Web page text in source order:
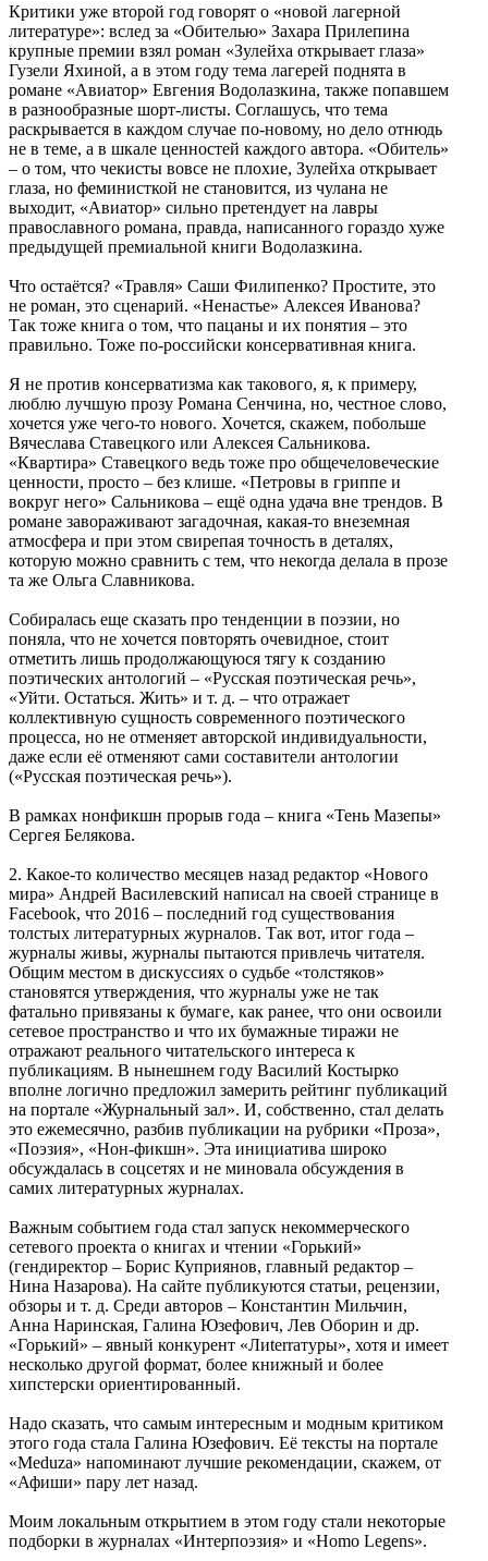
Критики уже второй год говорят о «новой лагерной
литературе»: вслед за «Обителью» Захара Прилепина
крупные премии взял роман «Зулейха открывает глаза»
Гузели Яхиной, а в этом году тема лагерей поднята в
романе «Авиатор» Евгения Водолазкина, также попавшем
в разнообразные шорт-листы. Соглашусь, что тема
раскрывается в каждом случае по-новому, но дело отнюдь
не в теме, а в шкале ценностей каждого автора. «Обитель»
– о том, что чекисты вовсе не плохие, Зулейха открывает
глаза, но феминисткой не становится, из чулана не
выходит, «Авиатор» сильно претендует на лавры
православного романа, правда, написанного гораздо хуже
предыдущей премиальной книги Водолазкина.
Что остаётся? «Травля» Саши Филипенко? Простите, это
не роман, это сценарий. «Ненастье» Алексея Иванова?
Так тоже книга о том, что пацаны и их понятия – это
правильно. Тоже по-российски консервативная книга.
Я не против консерватизма как такового, я, к примеру,
люблю лучшую прозу Романа Сенчина, но, честное слово,
хочется уже чего-то нового. Хочется, скажем, побольше
Вячеслава Ставецкого или Алексея Сальникова.
«Квартира» Ставецкого ведь тоже про общечеловеческие
ценности, просто – без клише. «Петровы в гриппе и
вокруг него» Сальникова – ещё одна удача вне трендов. В
романе завораживают загадочная, какая-то внеземная
атмосфера и при этом свирепая точность в деталях,
которую можно сравнить с тем, что некогда делала в прозе
та же Ольга Славникова.
Собиралась еще сказать про тенденции в поэзии, но
поняла, что не хочется повторять очевидное, стоит
отметить лишь продолжающуюся тягу к созданию
поэтических антологий – «Русская поэтическая речь»,
«Уйти. Остаться. Жить» и т. д. – что отражает
коллективную сущность современного поэтического
процесса, но не отменяет авторской индивидуальности,
даже если её отменяют сами составители антологии
(«Русская поэтическая речь»).
В рамках нонфикшн прорыв года – книга «Тень Мазепы»
Сергея Белякова.
2. Какое-то количество месяцев назад редактор «Нового
мира» Андрей Василевский написал на своей странице в
Facebook, что 2016 – последний год существования
толстых литературных журналов. Так вот, итог года –
журналы живы, журналы пытаются привлечь читателя.
Общим местом в дискуссиях о судьбе «толстяков»
становятся утверждения, что журналы уже не так
фатально привязаны к бумаге, как ранее, что они освоили
сетевое пространство и что их бумажные тиражи не
отражают реального читательского интереса к
публикациям. В нынешнем году Василий Костырко
вполне логично предложил замерить рейтинг публикаций
на портале «Журнальный зал». И, собственно, стал делать
это ежемесячно, разбив публикации на рубрики «Проза»,
«Поэзия», «Нон-фикшн». Эта инициатива широко
обсуждалась в соцсетях и не миновала обсуждения в
самих литературных журналах.
Важным событием года стал запуск некоммерческого
сетевого проекта о книгах и чтении «Горький»
(гендиректор – Борис Куприянов, главный редактор –
Нина Назарова). На сайте публикуются статьи, рецензии,
обзоры и т. д. Среди авторов – Константин Мильчин,
Анна Наринская, Галина Юзефович, Лев Оборин и др.
«Горький» – явный конкурент «Лиterraтуры», хотя и имеет
несколько другой формат, более книжный и более
хипстерски ориентированный.
Надо сказать, что самым интересным и модным критиком
этого года стала Галина Юзефович. Её тексты на портале
«Meduza» напоминают лучшие рекомендации, скажем, от
«Афиши» пару лет назад.
Моим локальным открытием в этом году стали некоторые
подборки в журналах «Интерпоэзия» и «Homo Legens».